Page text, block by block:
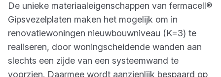
De unieke materiaaleigenschappen van fermacell®
Gipsvezelplaten maken het mogelijk om in
renovatiewoningen nieuwbouwniveau (K=3) te
realiseren, door woningscheidende wanden aan
slechts een zijde van een systeemwand te
voorzien. Daarmee wordt aanzienlijk bespaard op